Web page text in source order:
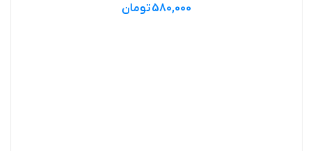
580,000تومان